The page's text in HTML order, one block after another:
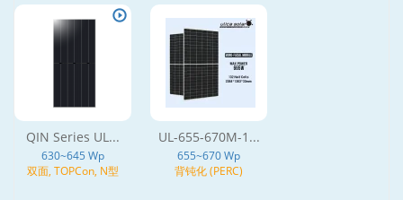
QIN Series UL...
630~645 Wp
双面, TOPCon, N型
UL-655-670M-1...
655~670 Wp
背钝化 (PERC)